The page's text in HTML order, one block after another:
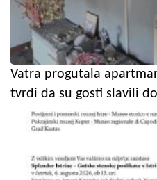
Vatra progutala
tvrdi da su gosti slavili